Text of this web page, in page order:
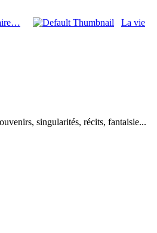
La vie
singularités, récits, fantaisie...